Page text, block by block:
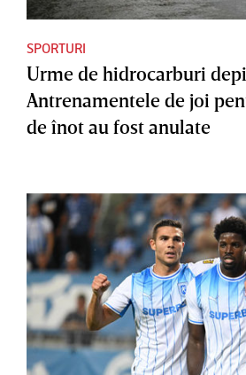
SPORTURI
Urme de hidrocarburi
Antrenamentele de joi
de înot au fost anulate